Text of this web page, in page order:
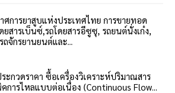
ศการยาสูบแห่งประเทศไทย การขายทอด
ยสารเบ็นซ์,รถโดยสารอีซูซุ, รถยนต์นั่งเก๋ง,
จักรยานยนต์และ...
ะกวดราคา ซื้อเครื่องวิเคราะห์ปริมาณสาร
การไหลแบบต่อเนื่อง (Continuous Flow...